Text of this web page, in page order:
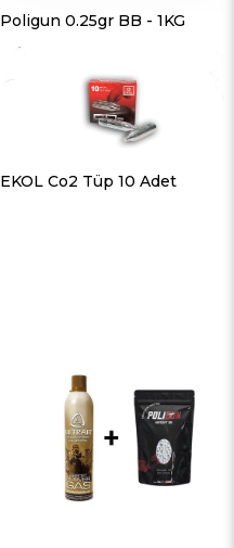
Poligun 0.25gr BB - 1KG
EKOL Co2 Tüp 10 Adet